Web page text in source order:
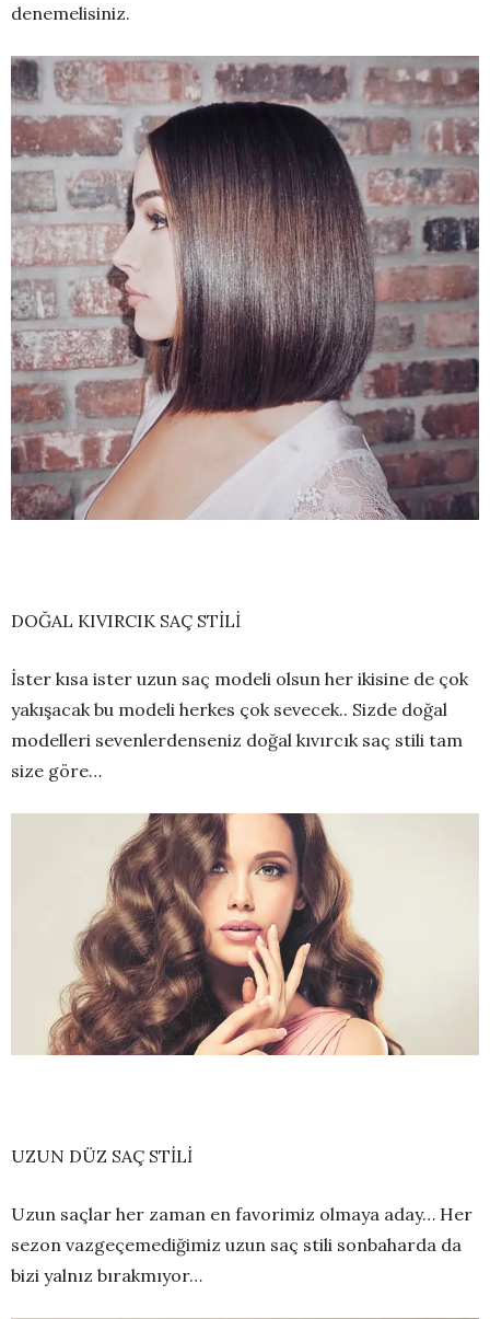
denemelisiniz.
DOĞAL KIVIRCIK SAÇ STİLİ
İster kısa ister uzun saç modeli olsun her ikisine de çok
yakışacak bu modeli herkes çok sevecek.. Sizde doğal
modelleri sevenlerdenseniz doğal kıvırcık saç stili tam
size göre…
UZUN DÜZ SAÇ STİLİ
Uzun saçlar her zaman en favorimiz olmaya aday… Her
sezon vazgeçemediğimiz uzun saç stili sonbaharda da
bizi yalnız bırakmıyor…